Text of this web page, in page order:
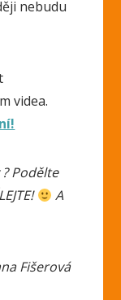
nebudu
videa.
Podělte
A
Fišerová